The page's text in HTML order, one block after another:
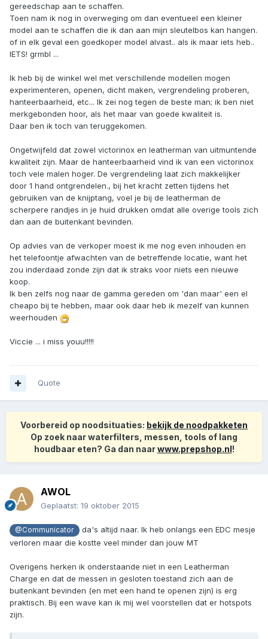
gereedschap aan te schaffen.
Toen nam ik nog in overweging om dan eventueel een kleiner
model aan te schaffen die ik dan aan mijn sleutelbos kan hangen.
of in elk geval een goedkoper model alvast.. als ik maar iets heb..
IETS! grmbl ...
Ik heb bij de winkel wel met verschillende modellen mogen
experimenteren, openen, dicht maken, vergrendeling proberen,
hanteerbaarheid, etc... Ik zei nog tegen de beste man; ik ben niet
merkgebonden hoor, als het maar van goede kwaliteit is.
Daar ben ik toch van teruggekomen.
Ongetwijfeld dat zowel victorinox en leatherman van uitmuntende
kwaliteit zijn. Maar de hanteerbaarheid vind ik van een victorinox
toch vele malen hoger. De vergrendeling laat zich makkelijker
door 1 hand ontgrendelen., bij het kracht zetten tijdens het
gebruiken van de knijptang, voel je bij de leatherman de
scherpere randjes in je huid drukken omdat alle overige tools zich
dan aan de buitenkant bevinden.
Op advies van de verkoper moest ik me nog even inhouden en
het telefoontje afwachten van de betreffende locatie, want het
zou inderdaad zonde zijn dat ik straks voor niets een nieuwe
koop.
Ik ben zelfs nog naar de gamma gereden om 'dan maar' een el
cheapo bij te hebben, maar ook daar heb ik mezelf van kunnen
weerhouden
Viccie ... i miss youu!!!!!
Quote
Voorbereid op noodsituaties: bekijk de noodpakketen
Op zoek naar waterfilters, messen, tools of lang
houdbaar eten? Ga dan naarwww.prepshop.nl!
AWOL
Geplaatst: 19 oktober 2015
@Communicator
da's altijd naar. Ik heb onlangs een EDC mesje
verloren maar die kostte veel minder dan jouw MT
Overigens herken ik onderstaande niet in een Leatherman
Charge en dat de messen in gesloten toestand zich aan de
buitenkant bevinden (en met een hand te openen zijn) is erg
praktisch. Bij een wave kan ik mij wel voorstellen dat er hotspots
zijn.